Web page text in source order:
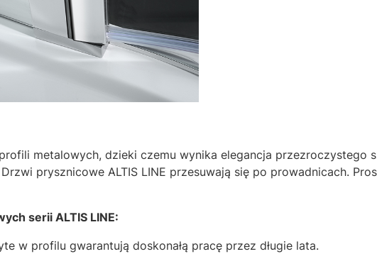
metalowych, dzieki czemu wynika elegancja przezroczystego
prysznicowe ALTIS LINE przesuwają się po prowadnicach.
serii ALTIS LINE:
w profilu gwarantują doskonałą pracę przez długie lata.